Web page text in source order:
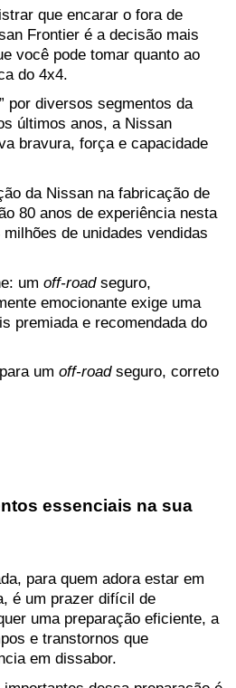
que encarar o fora de
Frontier é a decisão mais
você pode tomar quanto ao
do 4x4.
por diversos segmentos da
últimos anos, a Nissan
bravura, força e capacidade
da Nissan na fabricação de
80 anos de experiência nesta
de unidades vendidas
um off-road seguro,
emocionante exige uma
premiada e recomendada do
um off-road seguro, correto
essenciais na sua
para quem adora estar em
é um prazer difícil de
uma preparação eficiente, a
e transtornos que
em dissabor.